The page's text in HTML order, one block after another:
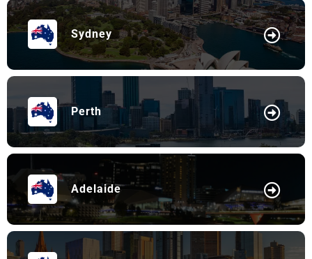
Sydney
Perth
Adelaide